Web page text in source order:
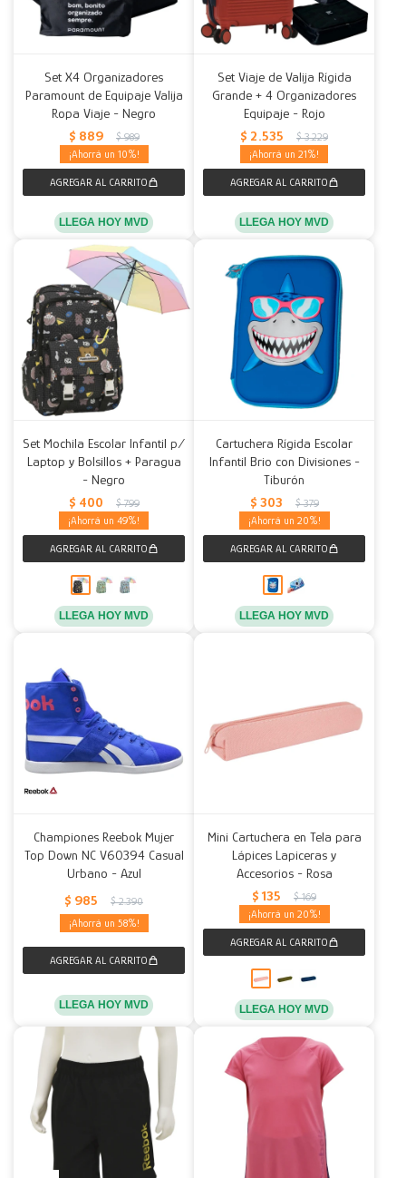
Set X4 Organizadores
Paramount de Equipaje Valija
Ropa Viaje - Negro
$ 889 $ 989
10
LLEGA HOY MVD
Set Viaje de Valija Rígida
Grande + 4 Organizadores
Equipaje - Rojo
$ 2.535 $ 3.229
21
LLEGA HOY MVD
Set Mochila Escolar Infantil p/
Laptop y Bolsillos + Paragua
- Negro
$ 400 $ 799
49
LLEGA HOY MVD
Cartuchera Rígida Escolar
Infantil Brio con Divisiones -
Tiburón
$ 303 $ 379
20
LLEGA HOY MVD
Championes Reebok Mujer
Top Down NC V60394 Casual
Urbano - Azul
$ 985 $ 2.390
58
LLEGA HOY MVD
Mini Cartuchera en Tela para
Lápices Lapiceras y
Accesorios - Rosa
$ 135 $ 169
20
LLEGA HOY MVD